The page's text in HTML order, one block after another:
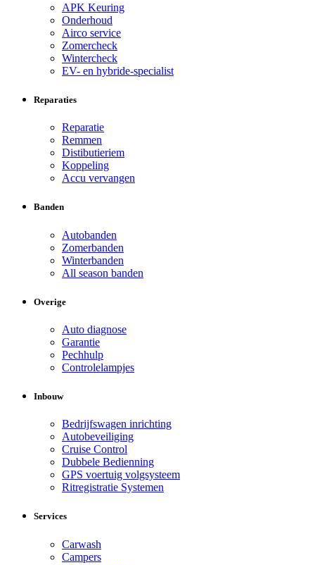
APK Keuring
Onderhoud
Airco service
Zomercheck
Wintercheck
EV- en hybride-specialist
Reparaties
Reparatie
Remmen
Distibutieriem
Koppeling
Accu vervangen
Banden
Autobanden
Zomerbanden
Winterbanden
All season banden
Overige
Auto diagnose
Garantie
Pechhulp
Controlelampjes
Inbouw
Bedrijfswagen inrichting
Autobeveiliging
Cruise Control
Dubbele Bedienning
GPS voertuig volgsysteem
Ritregistratie Systemen
Services
Carwash
Campers